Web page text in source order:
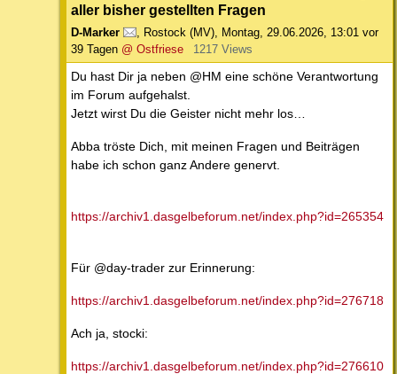
aller bisher gestellten Fragen
D-Marker , Rostock (MV), Montag, 29.06.2026, 13:01 vor
39 Tagen @ Ostfriese 1217 Views
Du hast Dir ja neben @HM eine schöne Verantwortung
im Forum aufgehalst.
Jetzt wirst Du die Geister nicht mehr los…
Abba tröste Dich, mit meinen Fragen und Beiträgen
habe ich schon ganz Andere genervt.
https://archiv1.dasgelbeforum.net/index.php?id=265354
Für @day-trader zur Erinnerung:
https://archiv1.dasgelbeforum.net/index.php?id=276718
Ach ja, stocki:
https://archiv1.dasgelbeforum.net/index.php?id=276610